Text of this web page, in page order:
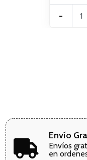
-
Envío
Envíos
en